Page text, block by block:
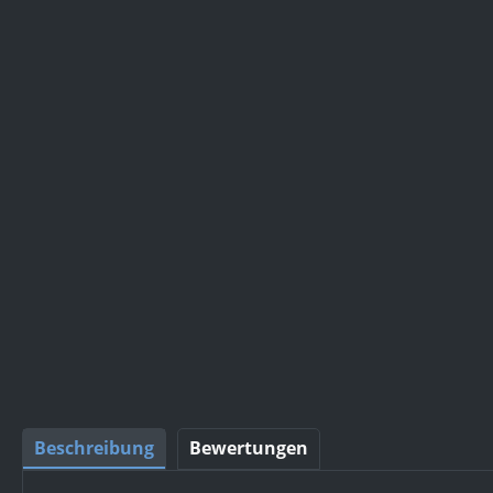
Beschreibung Bewertungen